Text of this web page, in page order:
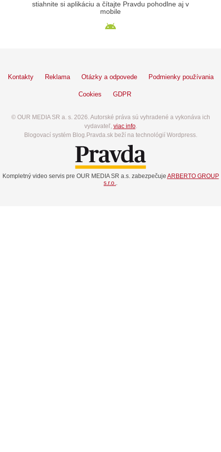
stiahnite si aplikáciu a čítajte Pravdu pohodlne aj v
mobile
Kontakty Reklama Otázky a odpovede Podmienky používania
Cookies GDPR
© OUR MEDIA SR a. s. 2026. Autorské práva sú vyhradené a vykonáva ich
vydavateľ, viac info.
Blogovací systém Blog.Pravda.sk beží na technológií Wordpress.
Kompletný video servis pre OUR MEDIA SR a.s. zabezpečuje ARBERTO GROUP
s.r.o..